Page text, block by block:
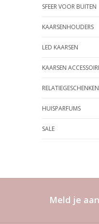
SFEER VOOR BUITEN
KAARSENHOUDERS
LED KAARSEN
KAARSEN
HUISPARFUMS
SALE
Meld je